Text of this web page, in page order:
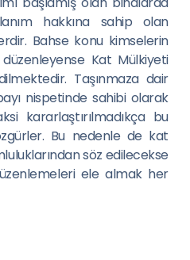
hakkına sahip olan
Bahse konu kimselerin
Kat Mülkiyeti
Taşınmaza dair
nispetinde sahibi olarak
kararlaştırılmadıkça bu
Bu nedenle de kat
söz edilecekse
ele almak her